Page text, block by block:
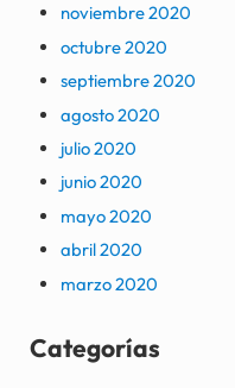
noviembre 2020
octubre 2020
septiembre 2020
agosto 2020
julio 2020
junio 2020
mayo 2020
abril 2020
marzo 2020
Categorías